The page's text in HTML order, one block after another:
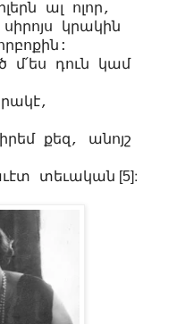
ալ ոլոր,
կրակին
մ՛ես դուն կամ
քեզ, անոյշ
տեւական [5]։